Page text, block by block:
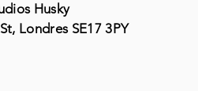
Husky
Londres SE17 3PY